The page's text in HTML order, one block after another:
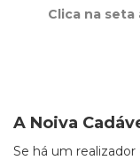
Clica na seta
A Noiva
Se há um